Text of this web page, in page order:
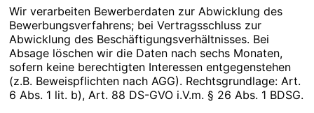
Wir verarbeiten Bewerberdaten zur Abwicklung des
Bewerbungsverfahrens; bei Vertragsschluss zur
Abwicklung des Beschäftigungsverhältnisses. Bei
Absage löschen wir die Daten nach sechs Monaten,
sofern keine berechtigten Interessen entgegenstehen
(z.B. Beweispflichten nach AGG). Rechtsgrundlage: Art.
6 Abs. 1 lit. b), Art. 88 DS-GVO i.V.m. § 26 Abs. 1 BDSG.